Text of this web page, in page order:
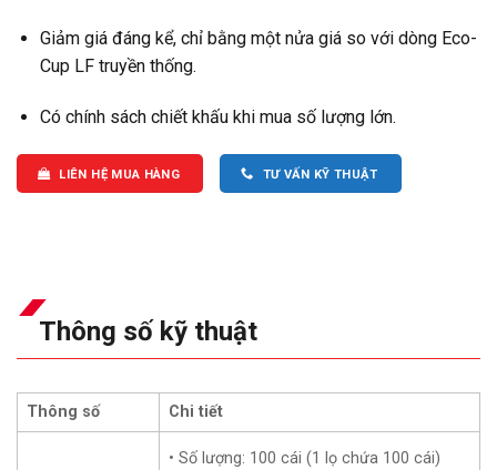
Giảm giá đáng kể, chỉ bằng một nửa giá so với dòng Eco-
Cup LF truyền thống.
Có chính sách chiết khấu khi mua số lượng lớn.
LIÊN HỆ MUA HÀNG TƯ VẤN KỸ THUẬT
Thông số kỹ thuật
Thông số Chi tiết
• Số lượng: 100 cái (1 lọ chứa 100 cái)